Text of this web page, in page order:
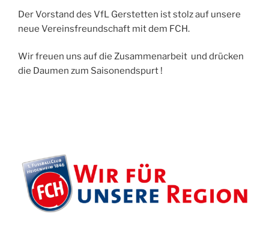
Der Vorstand des VfL Gerstetten ist stolz auf unsere
neue Vereinsfreundschaft mit dem FCH.
Wir freuen uns auf die Zusammenarbeit und drücken
die Daumen zum Saisonendspurt !